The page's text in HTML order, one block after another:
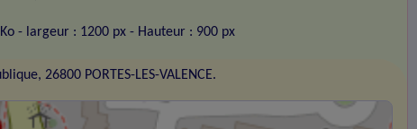
- largeur : 1200 px - Hauteur : 900 px
26800 PORTES-LES-VALENCE.